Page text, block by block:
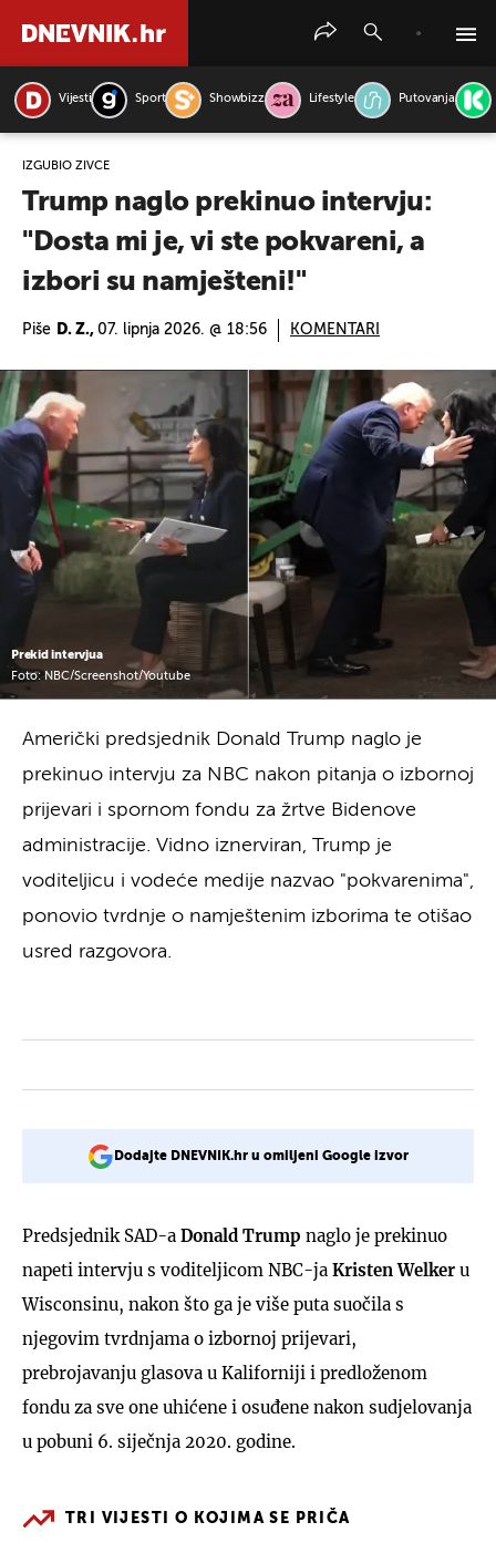
Vijesti Sport Showbizz Lifestyle Putovanja
IZGUBIO ŽIVCE
Trump naglo prekinuo intervju:
"Dosta mi je, vi ste pokvareni, a
izbori su namješteni!"
Piše D. Z., 07. lipnja 2026. @ 18:56 KOMENTARI
Prekid intervjua
Foto: NBC/Screenshot/Youtube
Američki predsjednik Donald Trump naglo je
prekinuo intervju za NBC nakon pitanja o izbornoj
prijevari i spornom fondu za žrtve Bidenove
administracije. Vidno iznerviran, Trump je
voditeljicu i vodeće medije nazvao "pokvarenima",
ponovio tvrdnje o namještenim izborima te otišao
usred razgovora.
Dodajte DNEVNIK.hr u omiljeni Google izvor
Predsjednik SAD-a Donald Trump naglo je prekinuo
napeti intervju s voditeljicom NBC-ja Kristen Welker u
Wisconsinu, nakon što ga je više puta suočila s
njegovim tvrdnjama o izbornoj prijevari,
prebrojavanju glasova u Kaliforniji i predloženom
fondu za sve one uhićene i osuđene nakon sudjelovanja
u pobuni 6. siječnja 2020. godine.
TRI VIJESTI O KOJIMA SE PRIČA
PRETRAŽITE VIJESTI